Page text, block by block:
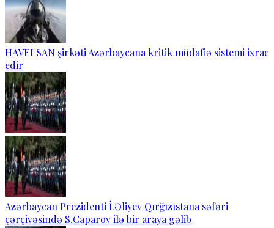
HAVELSAN şirkəti Azərbaycana kritik müdafiə sistemi ixrac
edir
Azərbaycan Prezidenti İ.Əliyev Qırğızıstana səfəri
çərçivəsində S.Caparov ilə bir araya gəlib